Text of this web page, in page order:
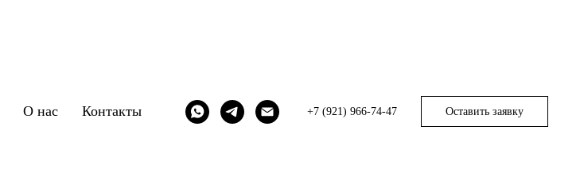
О нас Контакты +7 (921) 966-74-47 Оставить заявку
Кровать Grace